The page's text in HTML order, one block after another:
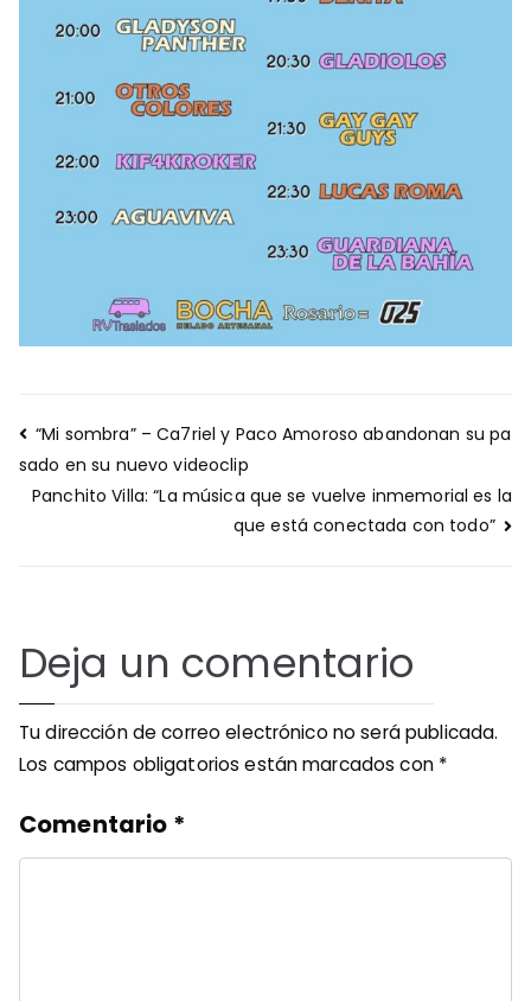
Navegación
de
entradas
“Mi sombra” – Ca7riel y Paco Amoroso abandonan su pa
sado en su nuevo videoclip
Panchito Villa: “La música que se vuelve inmemorial es la
que está conectada con todo”
Deja un comentario
Tu dirección de correo electrónico no será publicada.
Los campos obligatorios están marcados con *
Comentario *